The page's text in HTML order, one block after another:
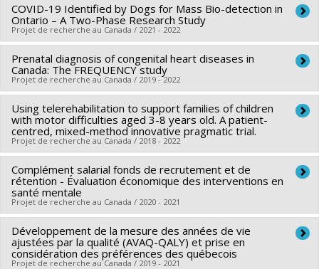
recherche axée sur le patient (SRAP)
Sources de financement :IRSC/Instituts de recherche en
santé du Canada
Programmes de subvention :PVXXXXXX-Stratégie de
recherche axée sur le patient (SRAP)
COVID-19 Identified by Dogs for Mass Bio-detection in
Ontario – A Two-Phase Research Study
Projet de recherche au Canada / 2021 - 2022
Chercheur principal : Éric Troncy
Co-chercheurs : Lucie Richard,Hélène Carabin
Poder,Nandini Dendukuri,Hala Tamim,Aisha Khatib,
Ramzi Fattouh
Sources de financement :Ministry of Colleges and
Universities, Ontario
Programmes de subvention :
Prenatal diagnosis of congenital heart diseases in
Canada: The FREQUENCY study
Projet de recherche au Canada / 2019 - 2022
Chercheur principal : Thomas G. Poder
Co-chercheurs : Jean-Luc Bigras,Frédéric Dallaire
Sources de financement :IRSC/Instituts de recherche en
santé du Canada
Programmes de subvention :PVXXXXXX-(PJT) Subvention
Projet
Using telerehabilitation to support families of children
with motor difficulties aged 3-8 years old. A patient-
centred, mixed-method innovative pragmatic trial.
Projet de recherche au Canada / 2018 - 2022
Chercheur principal : Chantal Camden
Co-chercheurs : Thomas G. Poder
Sources de financement :IRSC/Instituts de recherche en
santé du Canada
Programmes de subvention :PVXX5647-(MOP) Subvention
de fonctionnement incluant les subventions de
Complément salarial fonds de recrutement et de
rétention - Évaluation économique des interventions en
santé mentale
Projet de recherche au Canada / 2020 - 2021
Sources de financement :Fondation de l’IUSMM
Programmes de subvention :
Développement de la mesure des années de vie
ajustées par la qualité (AVAQ-QALY) et prise en
considération des préférences des québecois
Projet de recherche au Canada / 2019 - 2021